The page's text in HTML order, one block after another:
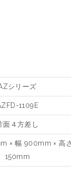
シリーズ
1109E
面４方差し
× 幅 900mm × 高
150mm